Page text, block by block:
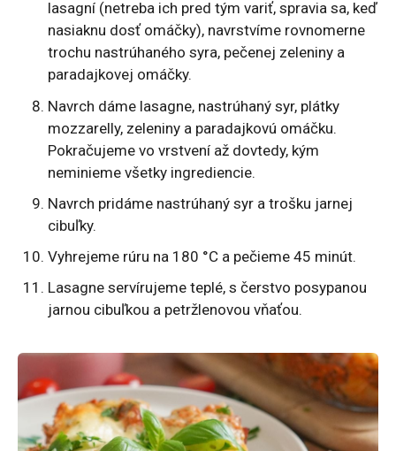
lasagní (netreba ich pred tým variť, spravia sa, keď
nasiaknu dosť omáčky), navrstvíme rovnomerne
trochu nastrúhaného syra, pečenej zeleniny a
paradajkovej omáčky.
Navrch dáme lasagne, nastrúhaný syr, plátky
mozzarelly, zeleniny a paradajkovú omáčku.
Pokračujeme vo vrstvení až dovtedy, kým
neminieme všetky ingrediencie.
Navrch pridáme nastrúhaný syr a trošku jarnej
cibuľky.
Vyhrejeme rúru na 180 °C a pečieme 45 minút.
Lasagne servírujeme teplé, s čerstvo posypanou
jarnou cibuľkou a petržlenovou vňaťou.